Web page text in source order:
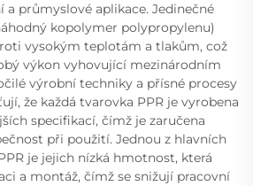
a průmyslové aplikace. Jedinečné
kopolymer polypropylenu)
vysokým teplotám a tlakům, což
výkon vyhovující mezinárodním
výrobní techniky a přísné procesy
že každá tvarovka PPR je vyrobena
specifikací, čímž je zaručena
při použití. Jednou z hlavních
je jejich nízká hmotnost, která
a montáž, čímž se snižují pracovní